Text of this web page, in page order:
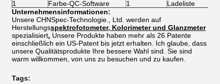
1
Farbe-QC-Software 1
Ladeliste
Unternehmensinformationen:
Unsere CHNSpec-Technologie., Ltd. werden auf
Herstellungsspektrofotometer, Kolorimeter und Glanzmeter
spezialisiert. Unsere Produkte haben mehr als 26 Patente
einschließlich ein US-Patent bis jetzt erhalten. Ich glaube, dass
unsere Qualitätsprodukte Ihre bessere Wahl sind. Sie sind
warm willkommen, von uns zu besuchen und zu kaufen.
Tags: